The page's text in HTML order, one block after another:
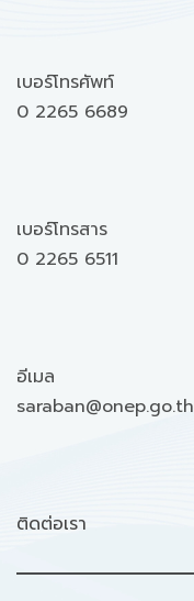
เบอร์โทรศัพท์
0 2265 6689
เบอร์โทรสาร
0 2265 6511
อีเมล
saraban@onep.go.th
ติดต่อเรา